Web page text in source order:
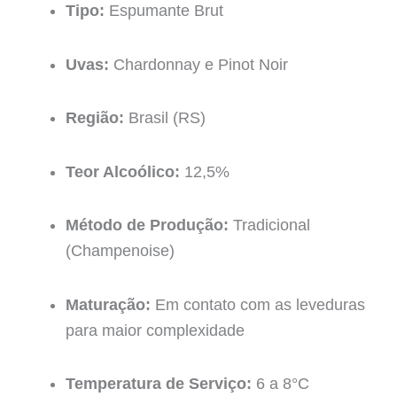
Tipo: Espumante Brut
Uvas: Chardonnay e Pinot Noir
Região: Brasil (RS)
Teor Alcoólico: 12,5%
Método de Produção: Tradicional
(Champenoise)
Maturação: Em contato com as leveduras
para maior complexidade
Temperatura de Serviço: 6 a 8°C